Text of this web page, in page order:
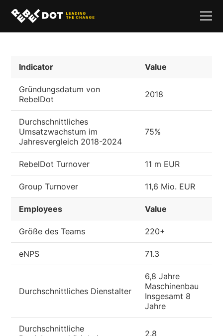
Indicator Value
Gründungsdatum von
RebelDot
2018
Durchschnittliches
Umsatzwachstum im
Jahresvergleich 2018-2024
75%
RebelDot Turnover 11 m EUR
Group Turnover 11,6 Mio. EUR
Employees Value
Größe des Teams 220+
eNPS 71.3
Durchschnittliches Dienstalter
6,8 Jahre
Maschinenbau
Insgesamt 8
Jahre
Durchschnittliche
2.8